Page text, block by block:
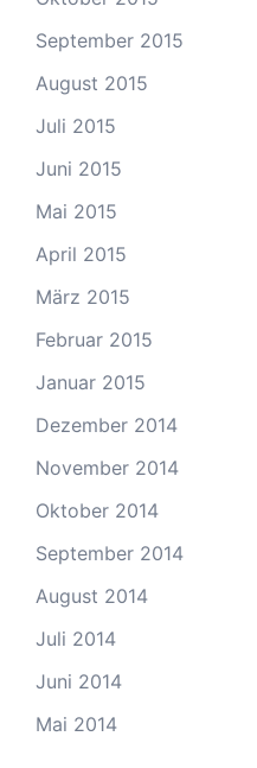
September 2015
August 2015
Juli 2015
Juni 2015
Mai 2015
April 2015
März 2015
Februar 2015
Januar 2015
Dezember 2014
November 2014
Oktober 2014
September 2014
August 2014
Juli 2014
Juni 2014
Mai 2014